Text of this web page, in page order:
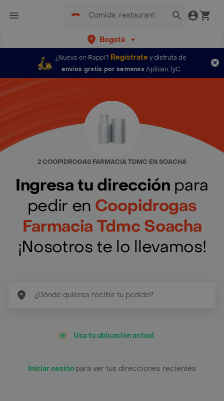
Bogotá
¿Nuevo en Rappi? Regístratey disfruta de
envíos gratis por semanas Aplican TyC
2 COOPIDROGAS FARMACIA TDMC EN SOACHA
Ingresa tu dirección para
pedir en Coopidrogas
Farmacia Tdmc Soacha
¡Nosotros te lo llevamos!
Usa tu ubicación actual
Iniciar sesión para ver tus direcciones recientes